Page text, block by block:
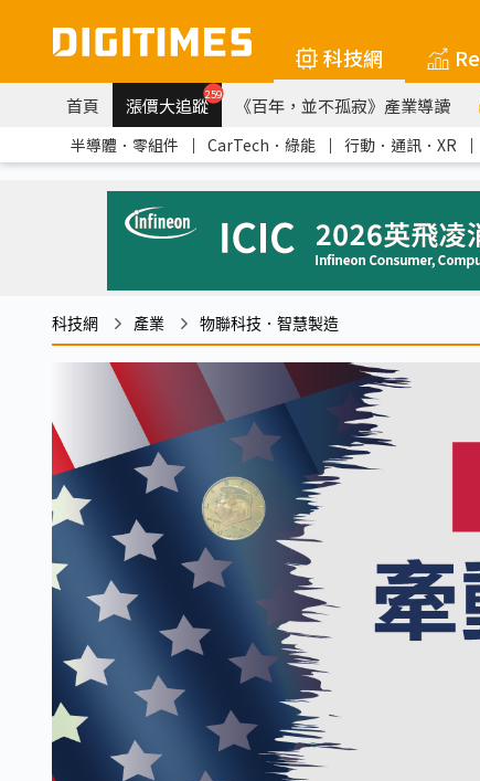
科技網
首頁 漲價大追蹤259 《百年，並不孤寂》產業導讀
半導體．零組件 ｜ CarTech．綠能 ｜ 行動．通訊．XR ｜
科技網 產業 物聯科技．智慧製造